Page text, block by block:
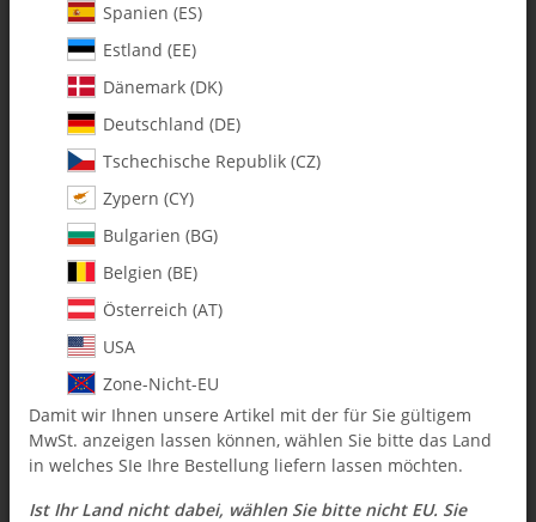
135-124 Turbine Mount please
ORDER 135-224
Artikelnummer:
Kategorie:Whiplash-T II
135-124 Turbine Mount please ORDER 135-224
$ 79.72
inkl. 19% USt. , zzgl.
Auswahl Steuerzone / Lieferland
Momentan nicht verfügbar
abweichend)
Frage zum Artikel
Spanien (ES)
Estland (EE)
Dänemark (DK)
Deutschland (DE)
Tschechische Republik (CZ)
Zypern (CY)
Bulgarien (BG)
Belgien (BE)
Österreich (AT)
USA
Zone-Nicht-EU
Damit wir Ihnen unsere Artikel mit der für Sie gültigem
MwSt. anzeigen lassen können, wählen Sie bitte das Land
in welches SIe Ihre Bestellung liefern lassen möchten.
Ist Ihr Land nicht dabei, wählen Sie bitte nicht EU. Sie